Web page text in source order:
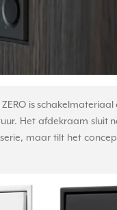
ZERO is
Het afdekraam
maar tilt het